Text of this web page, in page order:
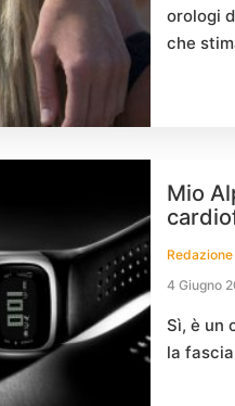
orologi
che
Mio
Redazione
4 Giugno
Sì, è un
la